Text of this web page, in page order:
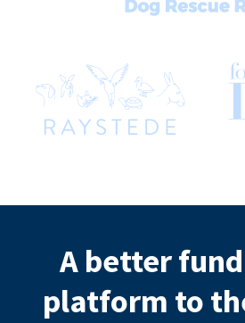
A better
platform to